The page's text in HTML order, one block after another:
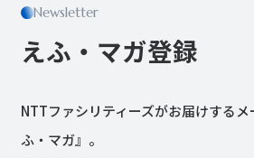
Newsletter
えふ・マガ登録
NTTファシリティーズがお届けする
ふ・マガ』。